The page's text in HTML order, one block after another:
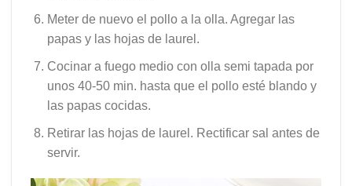
Meter de nuevo el pollo a la olla. Agregar las
papas y las hojas de laurel.
Cocinar a fuego medio con olla semi tapada por
unos 40-50 min. hasta que el pollo esté blando y
las papas cocidas.
Retirar las hojas de laurel. Rectificar sal antes de
servir.